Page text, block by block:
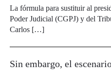
La fórmula para sustituir al
Poder Judicial (CGPJ) y del
Carlos […]
Sin embargo, el